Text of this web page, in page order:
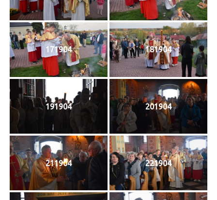
171904 181904
191904 201904
211904 221904